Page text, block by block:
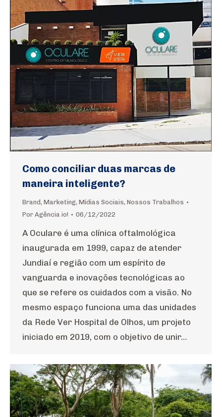
Como conciliar duas marcas de
maneira inteligente?
Brand, Marketing, Mídias Sociais, Nossos Trabalhos
Por Agência io! 06/12/2022
A Oculare é uma clínica oftalmológica
inaugurada em 1999, capaz de atender
Jundiaí e região com um espírito de
vanguarda e inovações tecnológicas ao
que se refere os cuidados com a visão. No
mesmo espaço funciona uma das unidades
da Rede Ver Hospital de Olhos, um projeto
iniciado em 2019, com o objetivo de unir…